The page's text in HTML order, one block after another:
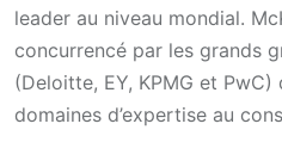
leader au niveau mondial.
concurrencé par les grands
(Deloitte, EY, KPMG et
domaines d’expertise au